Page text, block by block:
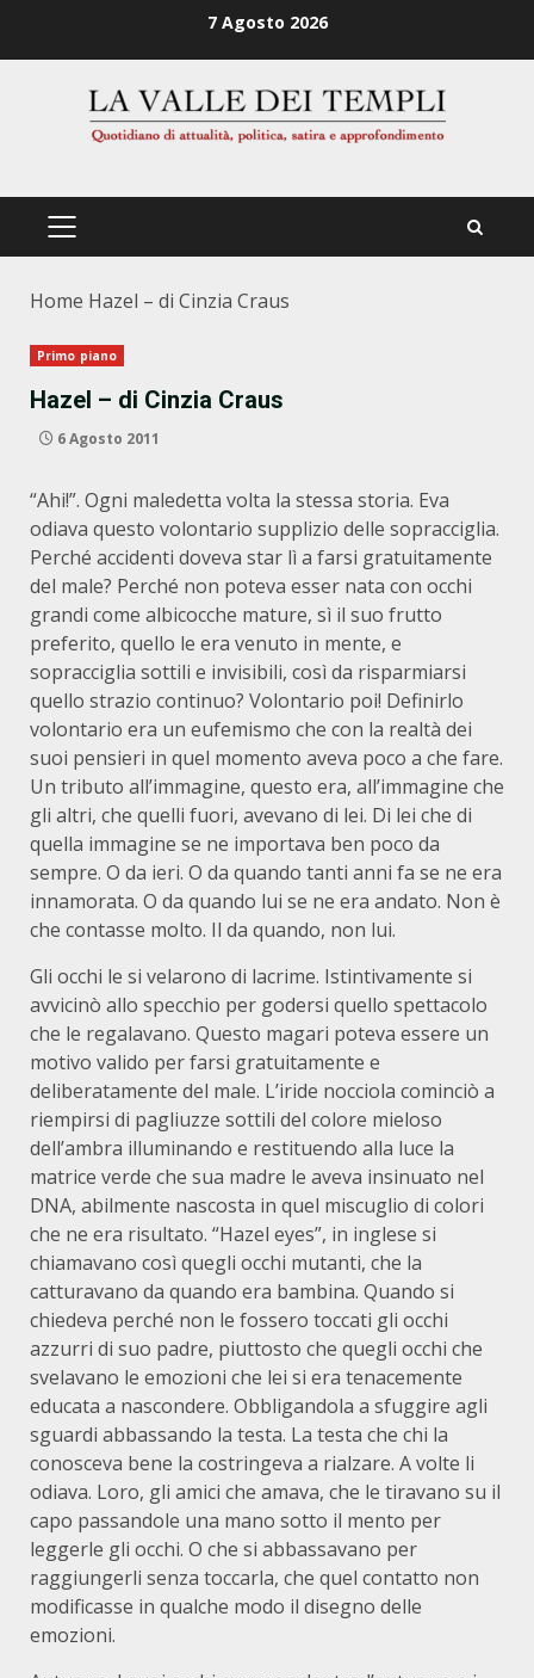
7 Agosto 2026
PRIMÄRES
Home Hazel – di Cinzia Craus
Primo piano
Hazel – di Cinzia Craus
6 Agosto 2011
“Ahi!”. Ogni maledetta volta la stessa storia. Eva
odiava questo volontario supplizio delle sopracciglia.
Perché accidenti doveva star lì a farsi gratuitamente
del male? Perché non poteva esser nata con occhi
grandi come albicocche mature, sì il suo frutto
preferito, quello le era venuto in mente, e
sopracciglia sottili e invisibili, così da risparmiarsi
quello strazio continuo? Volontario poi! Definirlo
volontario era un eufemismo che con la realtà dei
suoi pensieri in quel momento aveva poco a che fare.
Un tributo all’immagine, questo era, all’immagine che
gli altri, che quelli fuori, avevano di lei. Di lei che di
quella immagine se ne importava ben poco da
sempre. O da ieri. O da quando tanti anni fa se ne era
innamorata. O da quando lui se ne era andato. Non è
che contasse molto. Il da quando, non lui.
Gli occhi le si velarono di lacrime. Istintivamente si
avvicinò allo specchio per godersi quello spettacolo
che le regalavano. Questo magari poteva essere un
motivo valido per farsi gratuitamente e
deliberatamente del male. L’iride nocciola cominciò a
riempirsi di pagliuzze sottili del colore mieloso
dell’ambra illuminando e restituendo alla luce la
matrice verde che sua madre le aveva insinuato nel
DNA, abilmente nascosta in quel miscuglio di colori
che ne era risultato. “Hazel eyes”, in inglese si
chiamavano così quegli occhi mutanti, che la
catturavano da quando era bambina. Quando si
chiedeva perché non le fossero toccati gli occhi
azzurri di suo padre, piuttosto che quegli occhi che
svelavano le emozioni che lei si era tenacemente
educata a nascondere. Obbligandola a sfuggire agli
sguardi abbassando la testa. La testa che chi la
conosceva bene la costringeva a rialzare. A volte li
odiava. Loro, gli amici che amava, che le tiravano su il
capo passandole una mano sotto il mento per
leggerle gli occhi. O che si abbassavano per
raggiungerli senza toccarla, che quel contatto non
modificasse in qualche modo il disegno delle
emozioni.